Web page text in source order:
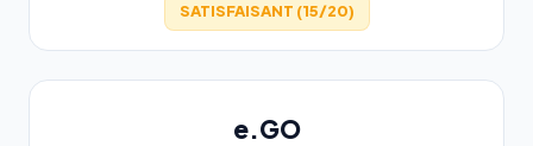
SATISFAISANT (15/20)
e.GO